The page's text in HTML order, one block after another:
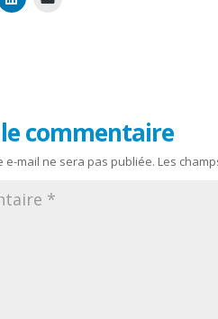
commentaire
e-mail ne sera pas publiée. Les